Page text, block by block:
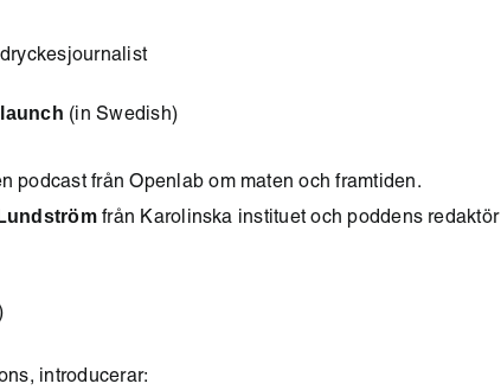
(in Swedish)
podcast från Openlab om maten och framtiden.
från Karolinska instituet och poddens redaktör
introducerar: